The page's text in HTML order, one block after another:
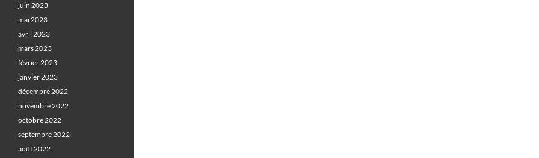
juin 2023
mai 2023
avril 2023
mars 2023
février 2023
janvier 2023
décembre 2022
novembre 2022
octobre 2022
septembre 2022
août 2022